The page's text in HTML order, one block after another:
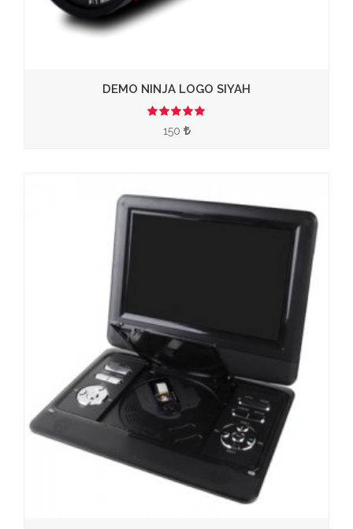
DEMO NINJA LOGO SIYAH
3.50
150